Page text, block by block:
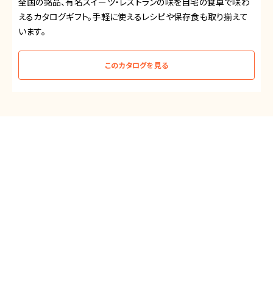
たカタログギフトです。海産物、肉料理、人気スイーツなど幅広い
ジャンルを取り揃えております。
このカタログを見る